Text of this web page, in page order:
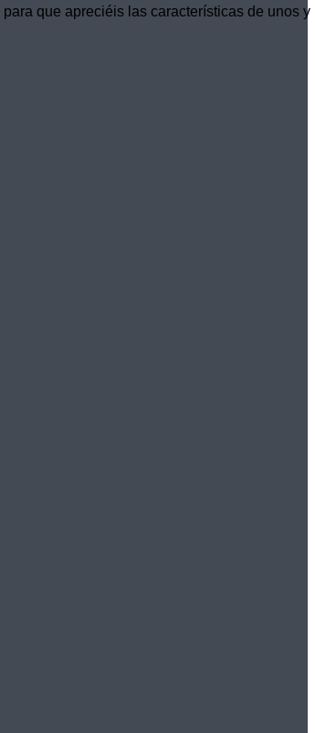
que apreciéis las características de unos y